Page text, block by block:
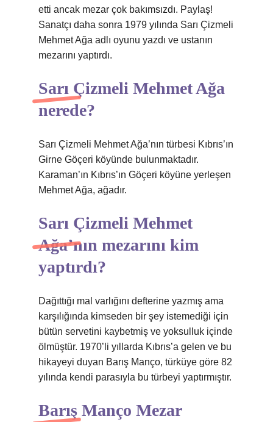
etti ancak mezar çok bakımsızdı. Paylaş!
Sanatçı daha sonra 1979 yılında Sarı Çizmeli
Mehmet Ağa adlı oyunu yazdı ve ustanın
mezarını yaptırdı.
Sarı Çizmeli Mehmet Ağa
nerede?
Sarı Çizmeli Mehmet Ağa’nın türbesi Kıbrıs’ın
Girne Göçeri köyünde bulunmaktadır.
Karaman’ın Kıbrıs’ın Göçeri köyüne yerleşen
Mehmet Ağa, ağadır.
Sarı Çizmeli Mehmet
Ağa’nın mezarını kim
yaptırdı?
Dağıttığı mal varlığını defterine yazmış ama
karşılığında kimseden bir şey istemediği için
bütün servetini kaybetmiş ve yoksulluk içinde
ölmüştür. 1970’li yıllarda Kıbrıs’a gelen ve bu
hikayeyi duyan Barış Manço, türküye göre 82
yılında kendi parasıyla bu türbeyi yaptırmıştır.
Barış Manço Mezar